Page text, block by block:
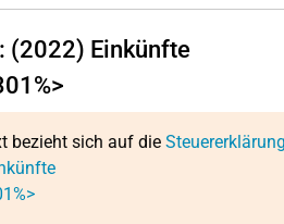
(2022) Einkünfte
bezieht sich auf die